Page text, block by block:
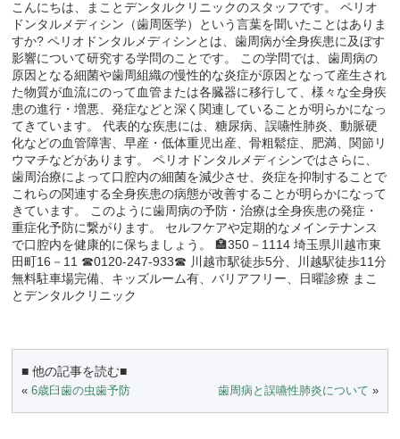
こんにちは、まことデンタルクリニックのスタッフです。 ペリオ
ドンタルメディシン（歯周医学）という言葉を聞いたことはありま
すか? ペリオドンタルメディシンとは、歯周病が全身疾患に及ぼす
影響について研究する学問のことです。 この学問では、歯周病の
原因となる細菌や歯周組織の慢性的な炎症が原因となって産生され
た物質が血流にのって血管または各臓器に移行して、様々な全身疾
患の進行・増悪、発症などと深く関連していることが明らかになっ
てきています。 代表的な疾患には、糖尿病、誤嚥性肺炎、動脈硬
化などの血管障害、早産・低体重児出産、骨粗鬆症、肥満、関節リ
ウマチなどがあります。 ペリオドンタルメディシンではさらに、
歯周治療によって口腔内の細菌を減少させ、炎症を抑制することで
これらの関連する全身疾患の病態が改善することが明らかになって
きています。 このように歯周病の予防・治療は全身疾患の発症・
重症化予防に繋がります。 セルフケアや定期的なメインテナンス
で口腔内を健康的に保ちましょう。 🏣350－1114 埼玉県川越市東
田町16－11 ☎0120-247-933☎ 川越市駅徒歩5分、川越駅徒歩11分
無料駐車場完備、キッズルーム有、バリアフリー、日曜診療 まこ
とデンタルクリニック
■ 他の記事を読む■
«6歳臼歯の虫歯予防 歯周病と誤嚥性肺炎について »